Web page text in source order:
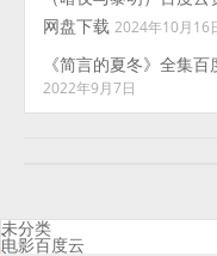
网盘下载 2024年10月16
《简言的夏冬》全集
2022年9月7日
未分类
电影百度云